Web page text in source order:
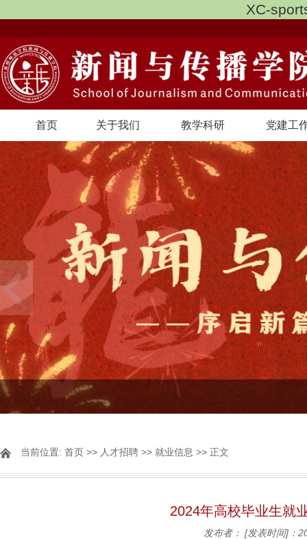
XC-
首页 关于我们 教学科研 党建工
当前位置: 首页 >> 人才招聘 >> 就业信息 >> 正文
2024年高校毕业生就
发布者： [发表时间]：